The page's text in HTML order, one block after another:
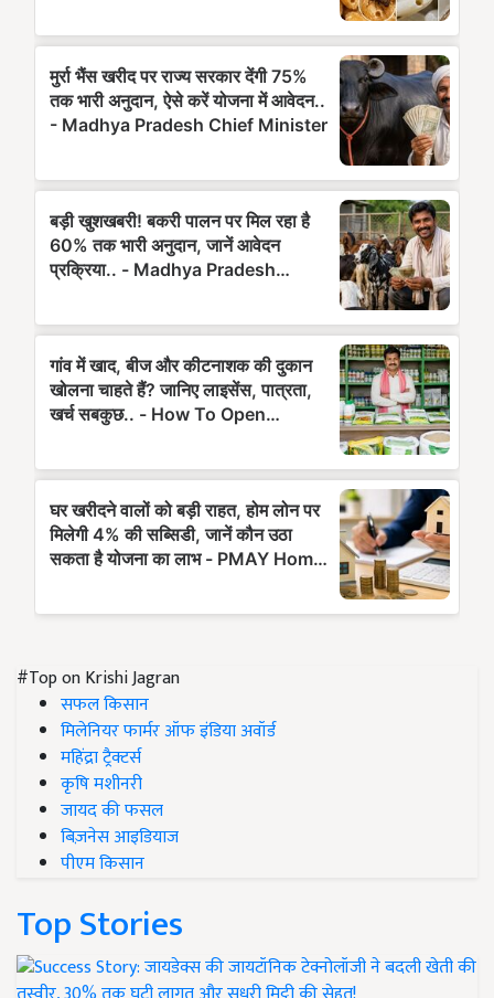
#Top on Krishi Jagran
सफल किसान
मिलेनियर फार्मर ऑफ इंडिया अवॉर्ड
महिंद्रा ट्रैक्टर्स
कृषि मशीनरी
जायद की फसल
बिज़नेस आइडियाज
पीएम किसान
Top Stories